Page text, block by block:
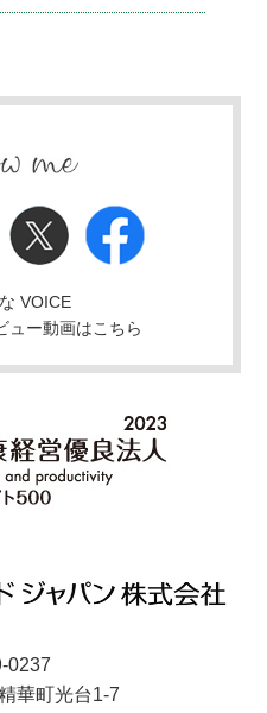
VOICE
ュー動画はこちら
0237
華町光台1-7